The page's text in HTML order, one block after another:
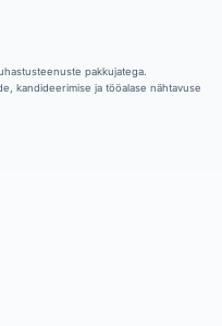
pakkujatega.
kandideerimise ja tööalase nähtavuse